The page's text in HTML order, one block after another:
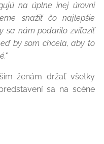
na úplne inej úrovni
snažiť čo najlepšie
sa nám podarilo zvíťaziť
by som chcela, aby to
ženám držať všetky
sa na scéne